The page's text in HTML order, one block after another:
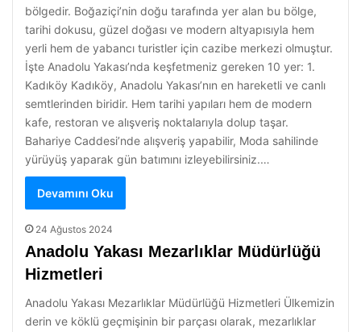
bölgedir. Boğaziçi’nin doğu tarafında yer alan bu bölge,
tarihi dokusu, güzel doğası ve modern altyapısıyla hem
yerli hem de yabancı turistler için cazibe merkezi olmuştur.
İşte Anadolu Yakası’nda keşfetmeniz gereken 10 yer: 1.
Kadıköy Kadıköy, Anadolu Yakası’nın en hareketli ve canlı
semtlerinden biridir. Hem tarihi yapıları hem de modern
kafe, restoran ve alışveriş noktalarıyla dolup taşar.
Bahariye Caddesi’nde alışveriş yapabilir, Moda sahilinde
yürüyüş yaparak gün batımını izleyebilirsiniz.…
Devamını Oku
24 Ağustos 2024
Anadolu Yakası Mezarlıklar Müdürlüğü
Hizmetleri
Anadolu Yakası Mezarlıklar Müdürlüğü Hizmetleri Ülkemizin
derin ve köklü geçmişinin bir parçası olarak, mezarlıklar